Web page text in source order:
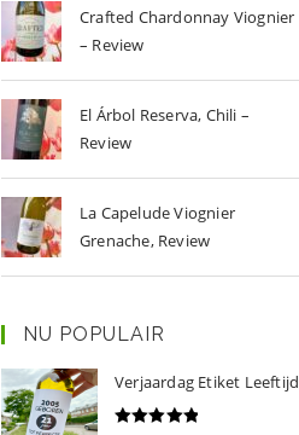
Crafted Chardonnay Viognier
– Review
El Árbol Reserva, Chili –
Review
La Capelude Viognier
Grenache, Review
NU POPULAIR
Verjaardag Etiket Leeftijd